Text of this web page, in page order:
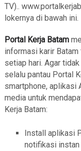
TV)..
lokernya di bawah ini.
Portal Kerja Batam
informasi karir
setiap hari. Agar
selalu pantau Portal
smartphone, aplikasi
media untuk
Kerja Batam:
Install aplikasi
notifikasi